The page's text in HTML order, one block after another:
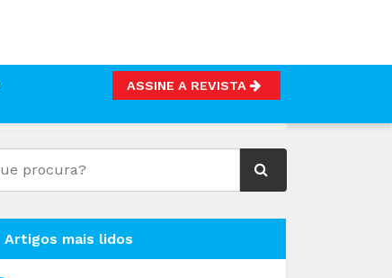
ASSINE A REVISTA
Artigos mais lidos